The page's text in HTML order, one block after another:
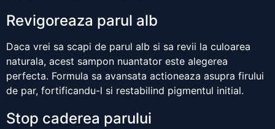
Revigoreaza parul alb
Daca vrei sa scapi de parul alb si sa revii la culoarea
naturala, acest sampon nuantator este alegerea
perfecta. Formula sa avansata actioneaza asupra firului
de par, fortificandu-l si restabilind pigmentul initial.
Stop caderea parului